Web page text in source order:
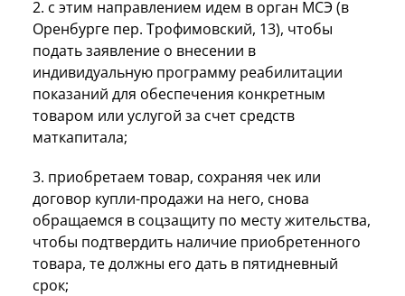
2. с этим направлением идем в орган МСЭ (в
Оренбурге пер. Трофимовский, 13), чтобы
подать заявление о внесении в
индивидуальную программу реабилитации
показаний для обеспечения конкретным
товаром или услугой за счет средств
маткапитала;
3. приобретаем товар, сохраняя чек или
договор купли-продажи на него, снова
обращаемся в соцзащиту по месту жительства,
чтобы подтвердить наличие приобретенного
товара, те должны его дать в пятидневный
срок;